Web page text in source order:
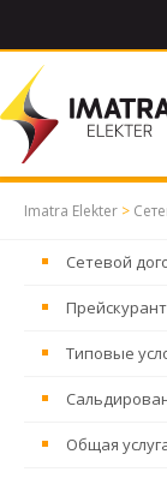
Imatra Elekter >
Сетевой
Типовые
Общая